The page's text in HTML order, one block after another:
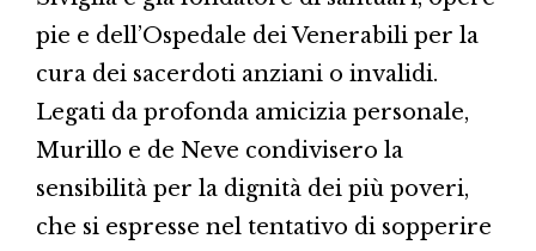
pie e dell’Ospedale dei Venerabili per la
cura dei sacerdoti anziani o invalidi.
Legati da profonda amicizia personale,
Murillo e de Neve condivisero la
sensibilità per la dignità dei più poveri,
che si espresse nel tentativo di sopperire